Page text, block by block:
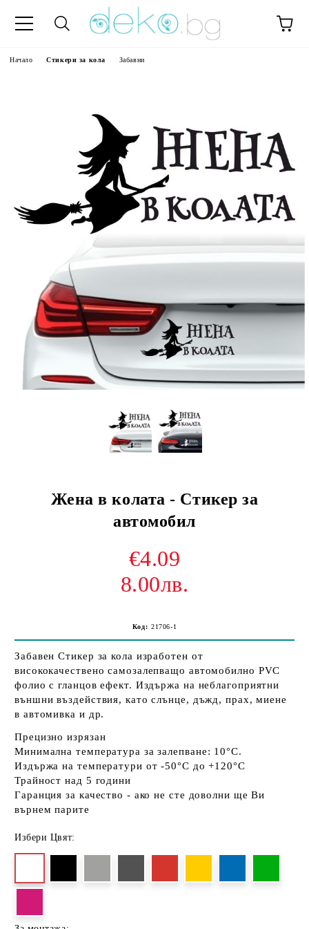
Начало Стикери за кола Забавни
Жена в колата - Стикер за
автомобил
€4.09
8.00лв.
Код: 21706-1
Забавен Стикер за кола изработен от
висококачествено самозалепващо автомобилно PVC
фолио с гланцов ефект. Издържа на неблагоприятни
външни въздействия, като слънце, дъжд, прах, миене
в автомивка и др.
Прецизно изрязан
Минимална температура за залепване: 10°C.
Издържа на температури от -50°C до +120°C
Трайност над 5 години
Гаранция за качество - ако не сте доволни ще Ви
върнем парите
Избери Цвят: